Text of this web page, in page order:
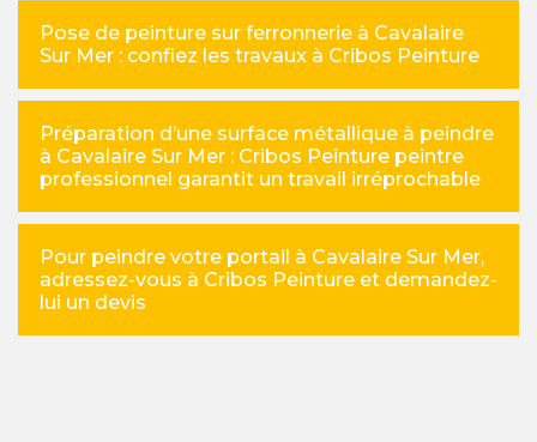
Pose de peinture sur ferronnerie à Cavalaire
Sur Mer : confiez les travaux à Cribos Peinture
Préparation d’une surface métallique à peindre
à Cavalaire Sur Mer : Cribos Peinture peintre
professionnel garantit un travail irréprochable
Pour peindre votre portail à Cavalaire Sur Mer,
adressez-vous à Cribos Peinture et demandez-
lui un devis